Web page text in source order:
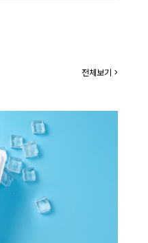
전체보기 >